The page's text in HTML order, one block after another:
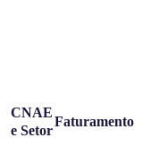
CNAE
e Setor
Faturamento